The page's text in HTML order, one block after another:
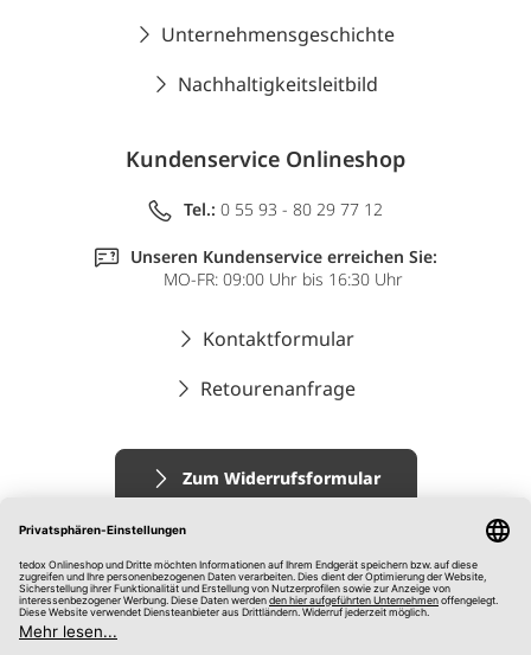
Unternehmensgeschichte
Nachhaltigkeitsleitbild
Kundenservice Onlineshop
Tel.: 0 55 93 - 80 29 77 12
Unseren Kundenservice erreichen Sie:
MO-FR: 09:00 Uhr bis 16:30 Uhr
Kontaktformular
Retourenanfrage
Zum Widerrufsformular
Impressum
AGB